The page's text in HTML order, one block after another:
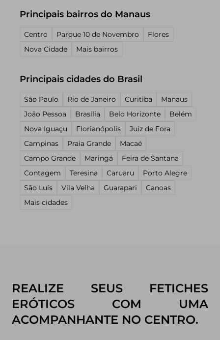
Principais bairros do Manaus
Centro Parque 10 de Novembro
Flores
Nova Cidade
Mais bairros
Principais cidades do Brasil
São Paulo Rio de Janeiro Curitiba
Manaus
João Pessoa
Brasília Belo Horizonte
Belém
Nova Iguaçu
Florianópolis
Juiz de Fora
Campinas
Praia Grande
Macaé
Campo Grande
Maringá
Feira de Santana
Contagem
Teresina Caruaru
Porto Alegre
São Luís
Vila Velha Guarapari
Canoas
Mais cidades
REALIZE SEUS FETICHES
ERÓTICOS COM UMA
ACOMPANHANTE NO CENTRO.